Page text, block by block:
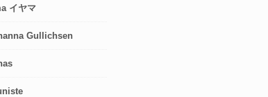
イヤマ
Gullichsen